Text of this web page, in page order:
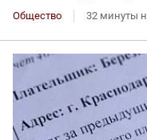
Общество 32 минуты